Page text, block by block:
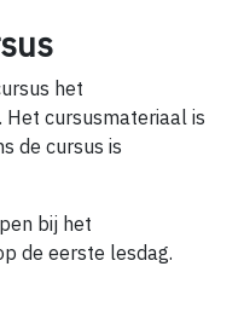
het
cursusmateriaal is
de cursus is
bij het
de eerste lesdag.